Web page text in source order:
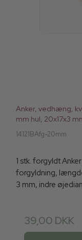
Anker, vedhæng,
mm hul, 20x17x3
14121BAfg-20mm
1 stk. forgyldt
forgyldning,
3 mm, indre
39,00 DKK